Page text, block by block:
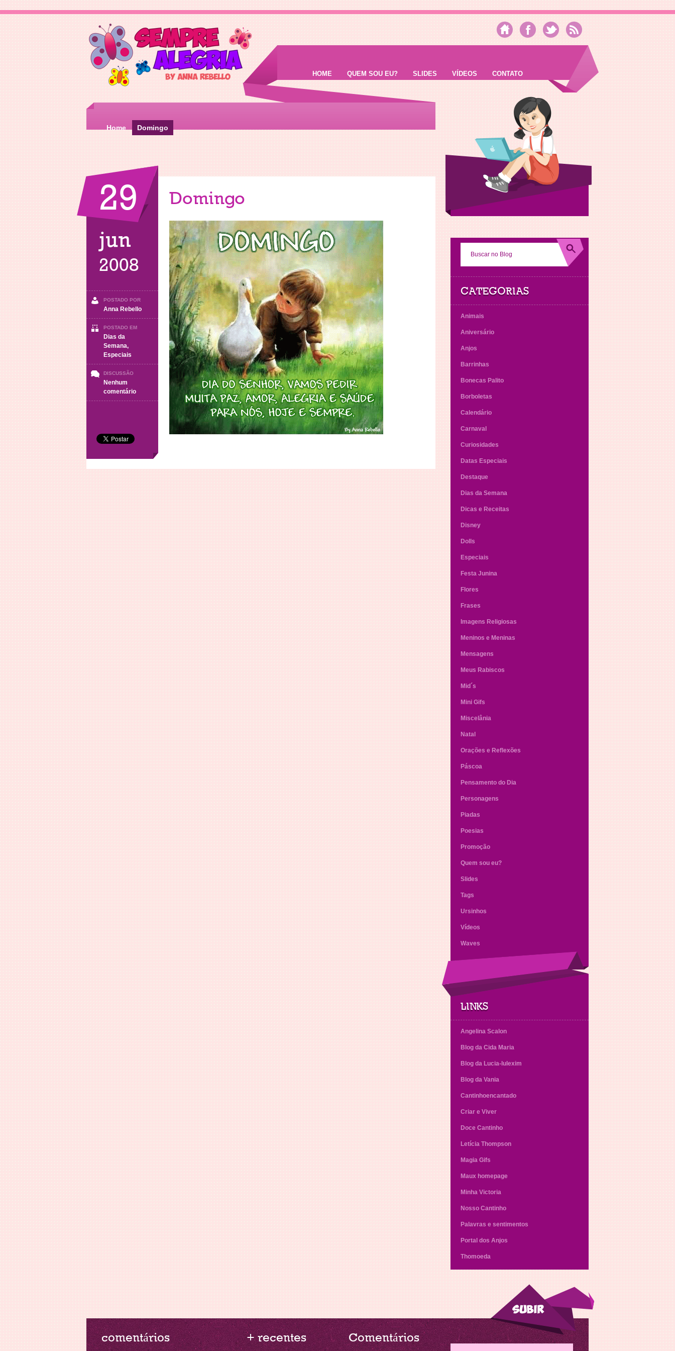
HOME QUEM SOU EU? SLIDES VÍDEOS CONTATO
Home Domingo
29
jun
2008
POSTADO POR
Anna Rebello
POSTADO EM
Dias da
Semana,
Especiais
DISCUSSÃO
Nenhum
comentárioem
Domingo
Domingo
CATEGORIAS
Animais
Aniversário
Anjos
Barrinhas
Bonecas Palito
Borboletas
Calendário
Carnaval
Curiosidades
Datas Especiais
Destaque
Dias da Semana
Dicas e Receitas
Disney
Dolls
Especiais
Festa Junina
Flores
Frases
Imagens Religiosas
Meninos e Meninas
Mensagens
Meus Rabiscos
Mid´s
Mini Gifs
Miscelânia
Natal
Orações e Reflexões
Páscoa
Pensamento do Dia
Personagens
Piadas
Poesias
Promoção
Quem sou eu?
Slides
Tags
Ursinhos
Vídeos
Waves
LINKS
Angelina Scalon
Blog da Cida Maria
Blog da Lucia-lulexim
Blog da Vania
Cantinhoencantado
Criar e Viver
Doce Cantinho
Letícia Thompson
Magia Gifs
Maux homepage
Minha Victoria
Nosso Cantinho
Palavras e sentimentos
Portal dos Anjos
Thomoeda
comentários + recentes Comentários